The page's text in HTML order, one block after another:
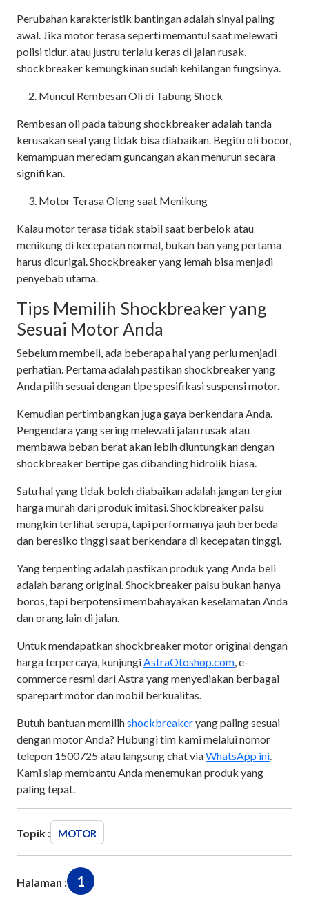
Perubahan karakteristik bantingan adalah sinyal paling
awal. Jika motor terasa seperti memantul saat melewati
polisi tidur, atau justru terlalu keras di jalan rusak,
shockbreaker kemungkinan sudah kehilangan fungsinya.
Muncul Rembesan Oli di Tabung Shock
Rembesan oli pada tabung shockbreaker adalah tanda
kerusakan seal yang tidak bisa diabaikan. Begitu oli bocor,
kemampuan meredam guncangan akan menurun secara
signifikan.
Motor Terasa Oleng saat Menikung
Kalau motor terasa tidak stabil saat berbelok atau
menikung di kecepatan normal, bukan ban yang pertama
harus dicurigai. Shockbreaker yang lemah bisa menjadi
penyebab utama.
Tips Memilih Shockbreaker yang
Sesuai Motor Anda
Sebelum membeli, ada beberapa hal yang perlu menjadi
perhatian. Pertama adalah pastikan shockbreaker yang
Anda pilih sesuai dengan tipe spesifikasi suspensi motor.
Kemudian pertimbangkan juga gaya berkendara Anda.
Pengendara yang sering melewati jalan rusak atau
membawa beban berat akan lebih diuntungkan dengan
shockbreaker bertipe gas dibanding hidrolik biasa.
Satu hal yang tidak boleh diabaikan adalah jangan tergiur
harga murah dari produk imitasi. Shockbreaker palsu
mungkin terlihat serupa, tapi performanya jauh berbeda
dan beresiko tinggi saat berkendara di kecepatan tinggi.
Yang terpenting adalah pastikan produk yang Anda beli
adalah barang original. Shockbreaker palsu bukan hanya
boros, tapi berpotensi membahayakan keselamatan Anda
dan orang lain di jalan.
Untuk mendapatkan shockbreaker motor original dengan
harga terpercaya, kunjungi AstraOtoshop.com , e-
commerce resmi dari Astra yang menyediakan berbagai
sparepart motor dan mobil berkualitas.
Butuh bantuan memilihshockbreakeryang paling sesuai
dengan motor Anda? Hubungi tim kami melalui nomor
telepon 1500725 atau langsung chat viaWhatsApp ini
Kami siap membantu Anda menemukan produk yang
paling tepat.
Topik : MOTOR
Halaman : 1